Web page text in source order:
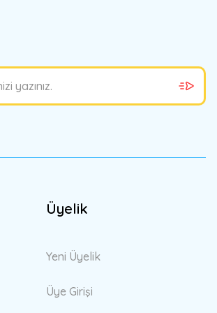
Üyelik
Yeni Üyelik
Üye Girişi